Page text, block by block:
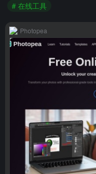
# 在线工具
Photopea